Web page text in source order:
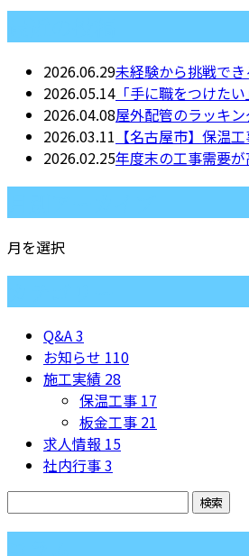
2026.06.29未経験から挑戦で
2026.05.14 「手に職をつけた
2026.04.08屋外配管のラッキ
2026.03.11 【名古屋市】保温
2026.02.25年度末の工事需要
月を選択
Q&A3
お知らせ 110
施工実績 28
保温工事 17
板金工事 21
求人情報 15
社内行事3